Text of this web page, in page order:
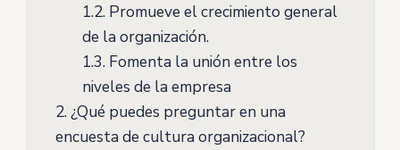
1.2.Promueve el crecimiento general
de la organización.
1.3.Fomenta la unión entre los
niveles de la empresa
2.¿Qué puedes preguntar en una
encuesta de cultura organizacional?